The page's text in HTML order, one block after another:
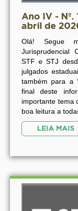
Ano IV - Nº.
abril de
Olá! Segue
Jurisprudencial
STF e STJ
julgados
também para a
final deste
importante tema
boa leitura a
LEIA MAIS